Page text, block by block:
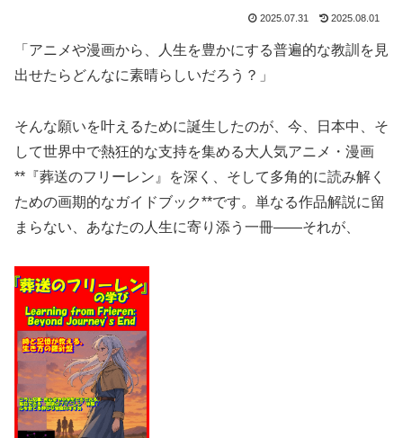
2025.07.31 2025.08.01
「アニメや漫画から、人生を豊かにする普遍的な教訓を見
出せたらどんなに素晴らしいだろう？」
そんな願いを叶えるために誕生したのが、今、日本中、そ
して世界中で熱狂的な支持を集める大人気アニメ・漫画
**『葬送のフリーレン』を深く、そして多角的に読み解く
ための画期的なガイドブック**です。単なる作品解説に留
まらない、あなたの人生に寄り添う一冊——それが、